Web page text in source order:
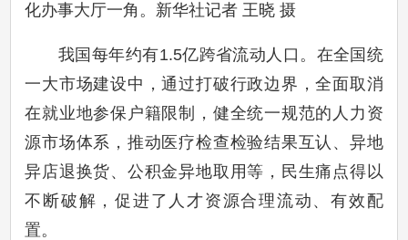
化办事大厅一角。新华社记者 王晓 摄
我国每年约有1.5亿跨省流动人口。在全国统
一大市场建设中，通过打破行政边界，全面取消
在就业地参保户籍限制，健全统一规范的人力资
源市场体系，推动医疗检查检验结果互认、异地
异店退换货、公积金异地取用等，民生痛点得以
不断破解，促进了人才资源合理流动、有效配
置。